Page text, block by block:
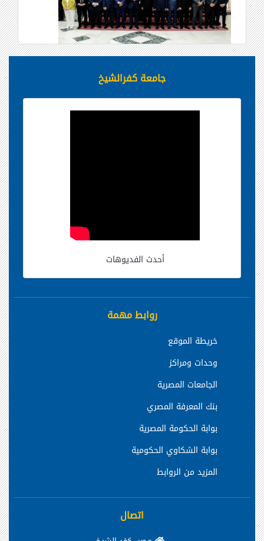
جامعة كفرالشيخ
أحدث الفديوهات
روابط مهمة
خريطة الموقع
وحدات ومراكز
الجامعات المصرية
بنك المعرفة المصري
بوابة الحكومة المصرية
بوابة الشكاوي الحكومية
المزيد من الروابط
اتصال